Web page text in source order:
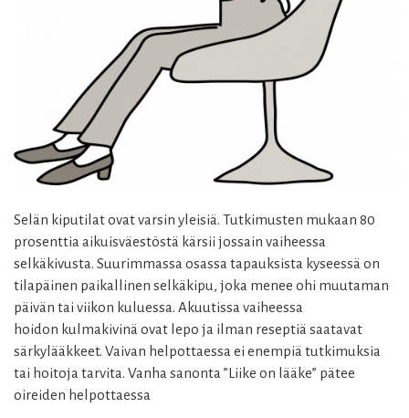
Selän kiputilat ovat varsin yleisiä. Tutkimusten mukaan 80
prosenttia aikuisväestöstä kärsii jossain vaiheessa
selkäkivusta. Suurimmassa osassa tapauksista kyseessä on
tilapäinen paikallinen selkäkipu, joka menee ohi muutaman
päivän tai viikon kuluessa. Akuutissa vaiheessa
hoidon kulmakivinä ovat lepo ja ilman reseptiä saatavat
särkylääkkeet. Vaivan helpottaessa ei enempiä tutkimuksia
tai hoitoja tarvita. Vanha sanonta ”Liike on lääke” pätee
oireiden helpottaessa